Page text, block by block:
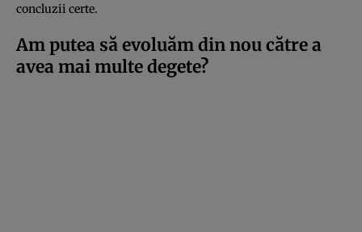
concluzii certe.
Am putea să evoluăm din nou către a
avea mai multe degete?